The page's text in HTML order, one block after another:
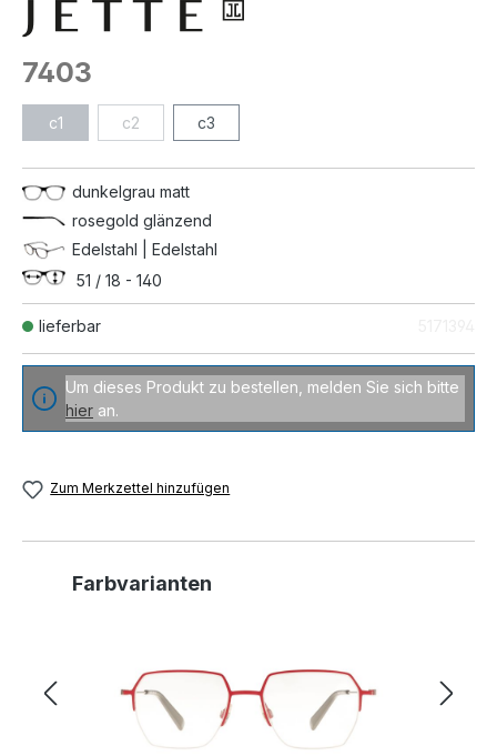
lieferbar
7403
c1 c2 c3
dunkelgrau matt
rosegold glänzend
Edelstahl | Edelstahl
51 / 18 - 140
Um dieses Produkt zu bestellen, melden Sie sich bitte
hier an.
Zum Merkzettel hinzufügen
Produktgalerie überspringen
Farbvarianten